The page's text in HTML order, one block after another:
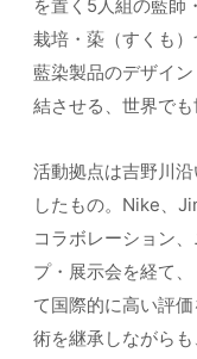
を置く5人組の藍師
栽培・蒅（すくも
藍染製品のデザイ
結させる、世界でも
活動拠点は吉野川
したもの。Nike、
コラボレーション
プ・展示会を経て
て国際的に高い評
術を継承しながら